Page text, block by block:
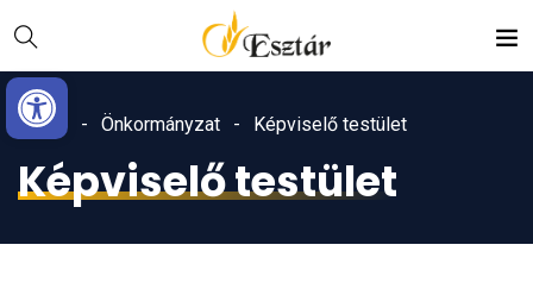
Eszköztár megnyitása
Content
navigációhoz
Home
Önkormányzat Képviselő testület
Képviselő testület